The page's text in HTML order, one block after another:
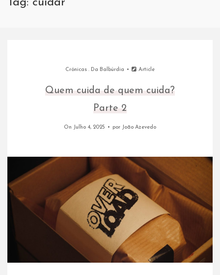
Tag: cuidar
Crónicas. Da Balbúrdia Article
Quem cuida de quem cuida?
Parte 2
On Julho 4, 2025 por João Azevedo